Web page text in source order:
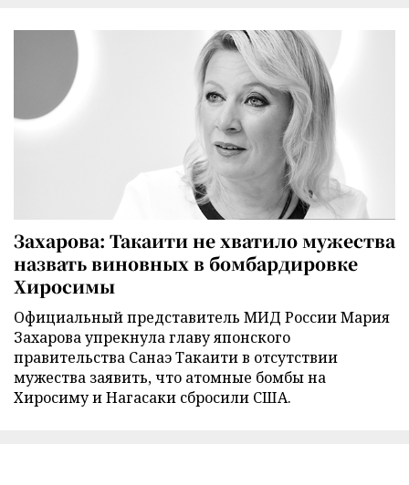
Захарова: Такаити не хватило мужества
назвать виновных в бомбардировке
Хиросимы
Официальный представитель МИД России Мария
Захарова упрекнула главу японского
правительства Санаэ Такаити в отсутствии
мужества заявить, что атомные бомбы на
Хиросиму и Нагасаки сбросили США.